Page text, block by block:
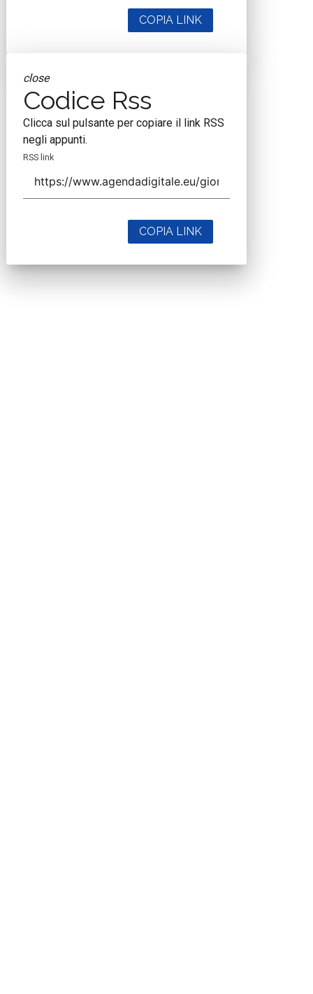
COPIA LINK
close
Codice Rss
Clicca sul pulsante per copiare il link RSS
negli appunti.
RSS link
COPIA LINK